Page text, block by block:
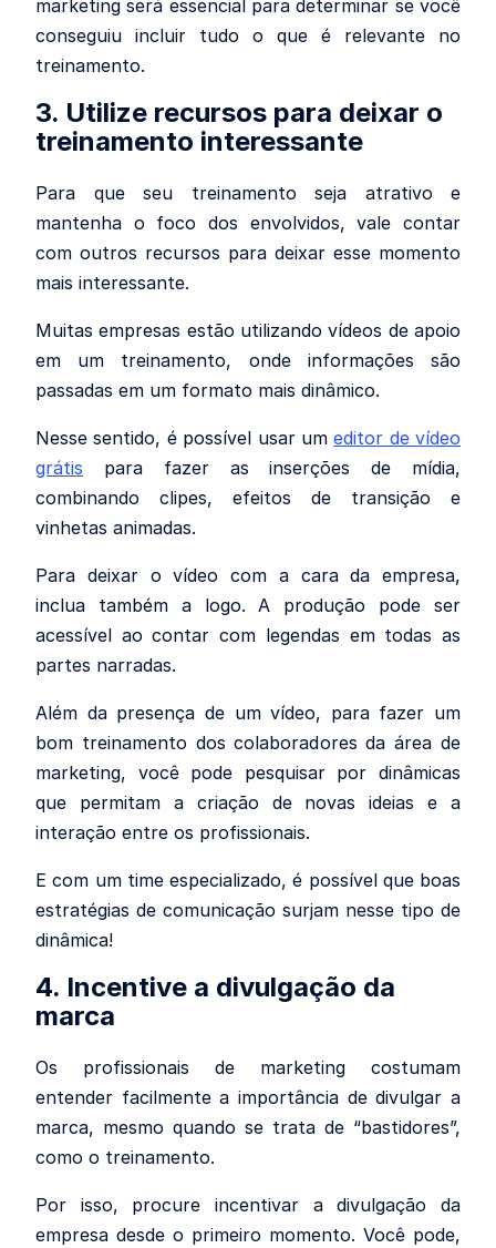
marketing será essencial para determinar se você
conseguiu incluir tudo o que é relevante no
treinamento.
3. Utilize recursos para deixar o
treinamento interessante
Para que seu treinamento seja atrativo e
mantenha o foco dos envolvidos, vale contar
com outros recursos para deixar esse momento
mais interessante.
Muitas empresas estão utilizando vídeos de apoio
em um treinamento, onde informações são
passadas em um formato mais dinâmico.
Nesse sentido, é possível usar umeditor de vídeo
grátis para fazer as inserções de mídia,
combinando clipes, efeitos de transição e
vinhetas animadas.
Para deixar o vídeo com a cara da empresa,
inclua também a logo. A produção pode ser
acessível ao contar com legendas em todas as
partes narradas.
Além da presença de um vídeo, para fazer um
bom treinamento dos colaboradores da área de
marketing, você pode pesquisar por dinâmicas
que permitam a criação de novas ideias e a
interação entre os profissionais.
E com um time especializado, é possível que boas
estratégias de comunicação surjam nesse tipo de
dinâmica!
4. Incentive a divulgação da
marca
Os profissionais de marketing costumam
entender facilmente a importância de divulgar a
marca, mesmo quando se trata de “bastidores”,
como o treinamento.
Por isso, procure incentivar a divulgação da
empresa desde o primeiro momento. Você pode,